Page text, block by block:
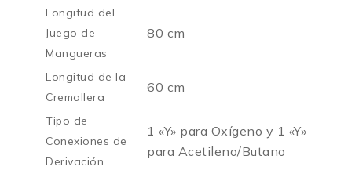
Longitud del
Juego de
Mangueras
80 cm
Longitud de la
Cremallera
60 cm
Tipo de
Conexiones de
Derivación
1 «Y» para Oxígeno y 1 «Y»
para Acetileno/Butano